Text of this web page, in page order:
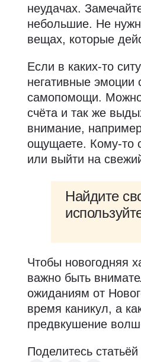
неудачах.
небольшие. Не
вещах, которые
Если в каких-то
негативные эмоции
самопомощи.
счёта и так же
внимание,
ощущаете. Кому-то
или выйти на
Найдите
Чтобы новогодняя
важно быть
ожиданиям от
время каникул, а
предвкушение
Поделитесь статьёй